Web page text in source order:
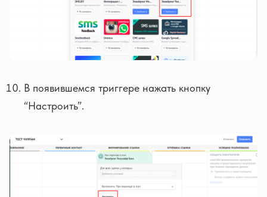
В появившемся триггере нажать кнопку
“Настроить”.